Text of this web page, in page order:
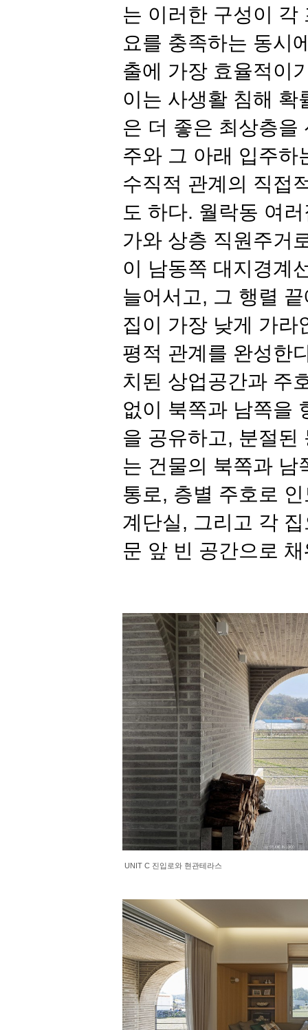
는 이러한 구성이 각
요를 충족하는 동시
출에 가장 효율적이
이는 사생활 침해 확
은 더 좋은 최상층을
주와 그 아래 입주하
수직적 관계의 직접
도 하다. 월락동 여
가와 상층 직원주거
이 남동쪽 대지경계
늘어서고, 그 행렬
집이 가장 낮게 가라
평적 관계를 완성한
치된 상업공간과 주
없이 북쪽과 남쪽을
을 공유하고, 분절된
는 건물의 북쪽과 남
통로, 층별 주호로
계단실, 그리고 각
문 앞 빈 공간으로
UNIT C 진입로와 현관테라스